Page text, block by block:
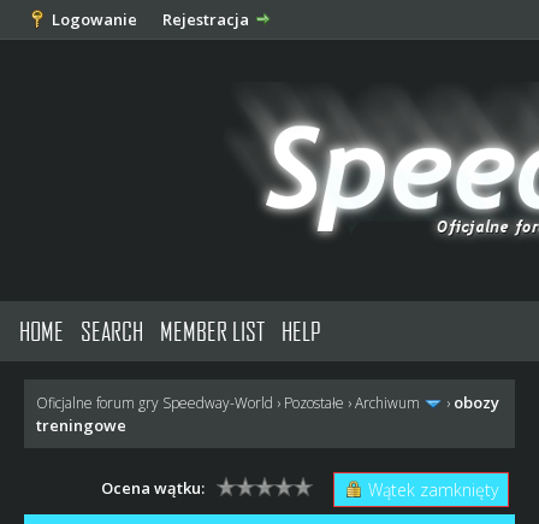
Logowanie Rejestracja
HOME SEARCH MEMBER LIST HELP
Oficjalne forum gry Speedway-World › Pozostałe ›Archiwum › obozy
treningowe
Wątek zamknięty
Ocena wątku: